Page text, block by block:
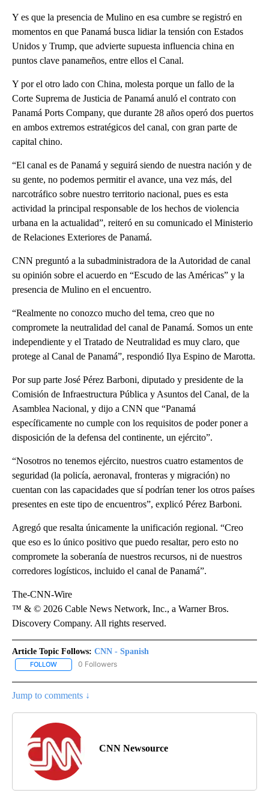
Y es que la presencia de Mulino en esa cumbre se registró en
momentos en que Panamá busca lidiar la tensión con Estados
Unidos y Trump, que advierte supuesta influencia china en
puntos clave panameños, entre ellos el Canal.
Y por el otro lado con China, molesta porque un fallo de la
Corte Suprema de Justicia de Panamá anuló el contrato con
Panamá Ports Company, que durante 28 años operó dos puertos
en ambos extremos estratégicos del canal, con gran parte de
capital chino.
“El canal es de Panamá y seguirá siendo de nuestra nación y de
su gente, no podemos permitir el avance, una vez más, del
narcotráfico sobre nuestro territorio nacional, pues es esta
actividad la principal responsable de los hechos de violencia
urbana en la actualidad”, reiteró en su comunicado el Ministerio
de Relaciones Exteriores de Panamá.
CNN preguntó a la subadministradora de la Autoridad de canal
su opinión sobre el acuerdo en “Escudo de las Américas” y la
presencia de Mulino en el encuentro.
“Realmente no conozco mucho del tema, creo que no
compromete la neutralidad del canal de Panamá. Somos un ente
independiente y el Tratado de Neutralidad es muy claro, que
protege al Canal de Panamá”, respondió Ilya Espino de Marotta.
Por sup parte José Pérez Barboni, diputado y presidente de la
Comisión de Infraestructura Pública y Asuntos del Canal, de la
Asamblea Nacional, y dijo a CNN que “Panamá
específicamente no cumple con los requisitos de poder poner a
disposición de la defensa del continente, un ejército”.
“Nosotros no tenemos ejército, nuestros cuatro estamentos de
seguridad (la policía, aeronaval, fronteras y migración) no
cuentan con las capacidades que sí podrían tener los otros países
presentes en este tipo de encuentros”, explicó Pérez Barboni.
Agregó que resalta únicamente la unificación regional. “Creo
que eso es lo único positivo que puedo resaltar, pero esto no
compromete la soberanía de nuestros recursos, ni de nuestros
corredores logísticos, incluido el canal de Panamá”.
The-CNN-Wire
™ & © 2026 Cable News Network, Inc., a Warner Bros.
Discovery Company. All rights reserved.
Article Topic Follows: CNN - Spanish
FOLLOW FOLLOW "CNN - SPANISH" TO RECEIVE NOTIFICATIONS ABOUT
0 Followers
Jump to comments ↓
CNN Newsource